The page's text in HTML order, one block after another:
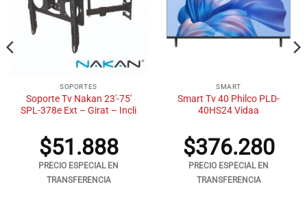
SOPORTES
Soporte Tv Nakan 23′-75′
SPL-378e Ext – Girat – Incli
$51.888
PRECIO ESPECIAL EN
TRANSFERENCIA
SMART
Smart Tv 40 Philco PLD-
40HS24 Vidaa
$376.280
PRECIO ESPECIAL EN
TRANSFERENCIA